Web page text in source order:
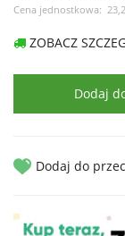
Cena jednostkowa:
ZOBACZ
Dodaj
Dodaj do